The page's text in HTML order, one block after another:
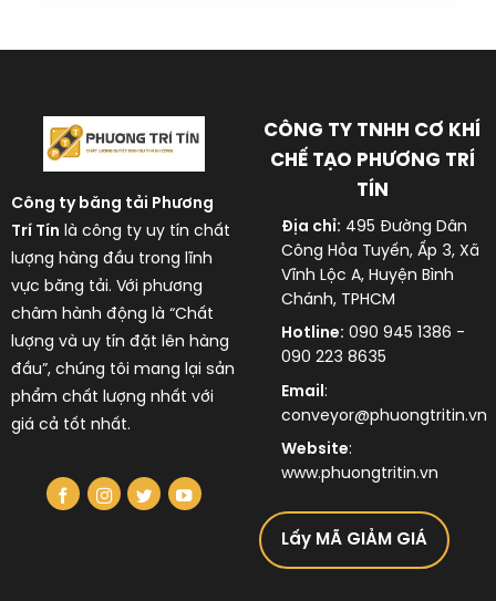
Công ty băng tải Phương
Trí Tín là công ty uy tín chất
lượng hàng đầu trong lĩnh
vực băng tải. Với phương
châm hành động là “Chất
lượng và uy tín đặt lên hàng
đầu”, chúng tôi mang lại sản
phẩm chất lượng nhất với
giá cả tốt nhất.
CÔNG TY TNHH CƠ KHÍ
CHẾ TẠO PHƯƠNG TRÍ
TÍN
Địa chỉ: 495 Đường Dân
Công Hỏa Tuyến, Ấp 3, Xã
Vĩnh Lộc A, Huyện Bình
Chánh, TPHCM
Hotline: 090 945 1386 -
090 223 8635
Email :
conveyor@phuongtritin.vn
Website:
www.phuongtritin.vn
Lấy MÃ GIẢM GIÁ